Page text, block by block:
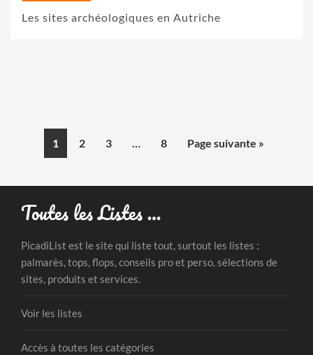
Les sites archéologiques en Autriche
1 2 3 … 8 Page suivante »
Toutes les Listes …
PicadiList est le site qui liste tout, surtout les listes :
palmarès, tops, flops, conseils pro et perso, sélections de
sites, produits et services.
Voir les listes
Accès à toutes les catégories